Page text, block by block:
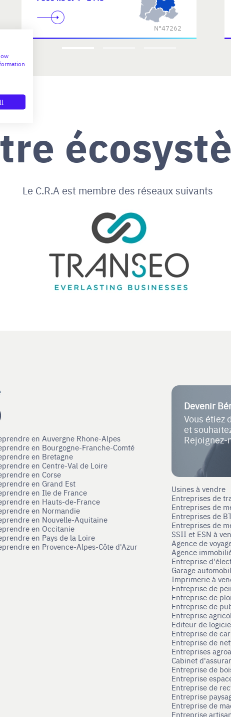
N°47262
Le C.R.A est membre des réseaux suivants
en Auvergne Rhone-Alpes
en Bourgogne-Franche-Comté
en Bretagne
en Centre-Val de Loire
en Corse
en Grand Est
en Ile de France
en Hauts-de-France
en Normandie
en Nouvelle-Aquitaine
en Occitanie
en Pays de la Loire
en Provence-Alpes-Côte d'Azur
Devenir
Vous étiez
et
Usines à vendre
Entreprises de
Entreprises de
Entreprises de
Entreprises de
SSII et ESN à
Agence de
Agence
Entreprise
Garage
Imprimerie à
Entreprise de
Entreprise de
Entreprise de
Entreprise
Editeur de
Entreprise de
Entreprise de
Entreprises
Cabinet
Entreprise de
Entreprise
Entreprise de
Entreprise
Entreprise de
Entreprise